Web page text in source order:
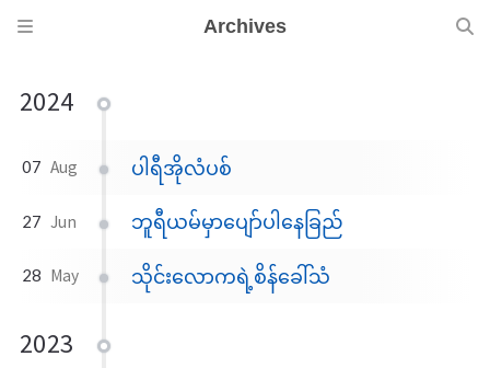
Archives
2024
07 Aug ပါရီအိုလံပစ်
27 Jun ဘူရီယမ်မှာပျော်ပါနေခြည်
28 May သိုင်းလောကရဲ့စိန်ခေါ်သံ
2023